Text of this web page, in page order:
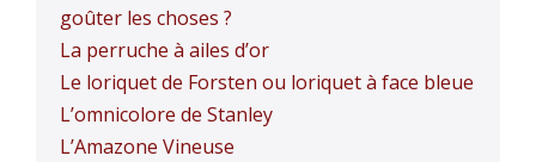
goûter les choses ?
La perruche à ailes d’or
Le loriquet de Forsten ou loriquet à face bleue
L’omnicolore de Stanley
L’Amazone Vineuse